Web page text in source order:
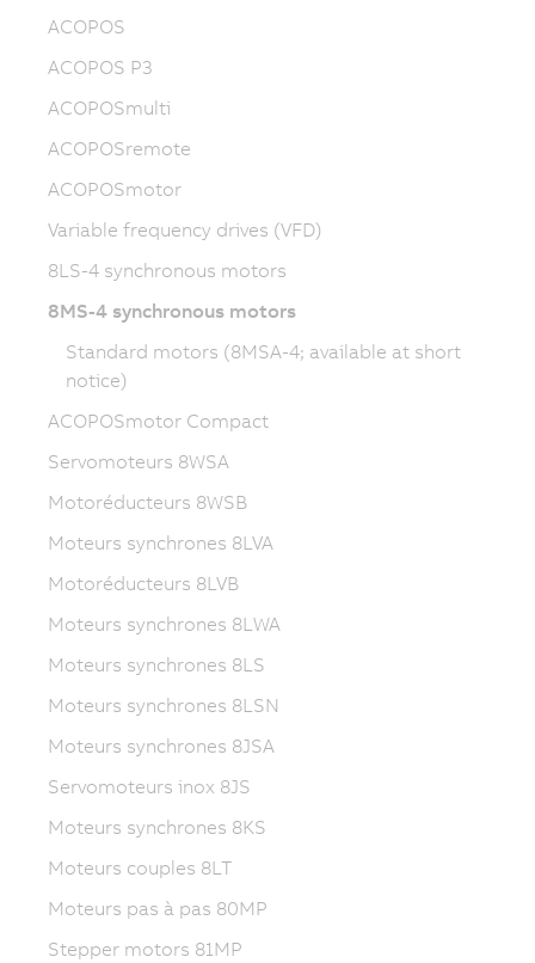
ACOPOS
ACOPOS P3
ACOPOSmulti
ACOPOSremote
ACOPOSmotor
Variable frequency drives (VFD)
8LS-4 synchronous motors
8MS-4 synchronous motors
Standard motors (8MSA-4; available at short
notice)
ACOPOSmotor Compact
Servomoteurs 8WSA
Motoréducteurs 8WSB
Moteurs synchrones 8LVA
Motoréducteurs 8LVB
Moteurs synchrones 8LWA
Moteurs synchrones 8LS
Moteurs synchrones 8LSN
Moteurs synchrones 8JSA
Servomoteurs inox 8JS
Moteurs synchrones 8KS
Moteurs couples 8LT
Moteurs pas à pas 80MP
Stepper motors 81MP